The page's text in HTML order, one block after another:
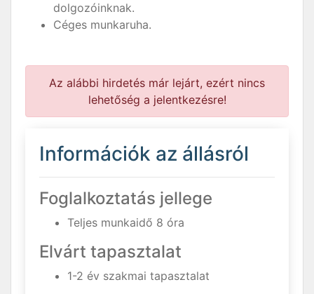
dolgozóinknak.
Céges munkaruha.
Az alábbi hirdetés már lejárt, ezért nincs
lehetőség a jelentkezésre!
Információk az állásról
Foglalkoztatás jellege
Teljes munkaidő 8 óra
Elvárt tapasztalat
1-2 év szakmai tapasztalat